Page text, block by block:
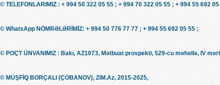
© TELEFONLARIMIZ : + 994 50 322 05 55 ; + 994 70 322 05 55 ; + 994 55 692
© WhatsApp NÖMRƏLƏRİMİZ: + 994 50 776 77 77 ; + 994 55 692 05 55 ;
© POÇT ÜNVANIMIZ : Bakı, AZ1073, Mətbuat prospekti, 529-cu məhəllə, IV
© MÜŞFİQ BORÇALI (ÇOBANOV), ZiM.Az, 2015-2025,